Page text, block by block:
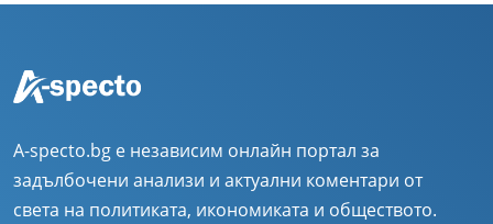
A-specto.bg е независим онлайн портал за
задълбочени анализи и актуални коментари от
света на политиката, икономиката и обществото.